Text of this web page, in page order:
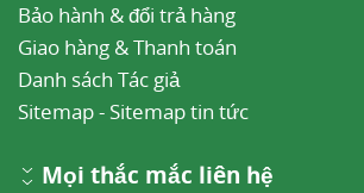
Bảo hành & đổi trả hàng
Giao hàng & Thanh toán
Danh sách Tác giả
Sitemap- Sitemap tin tức
Mọi thắc mắc liên hệ